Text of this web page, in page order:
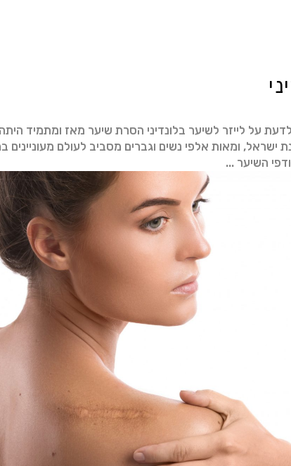
לדעת על לייזר לשיער בלונדיני הסרת שיער מאז ומתמיד
ישראל, ומאות אלפי נשים וגברים מסביב לעולם
השיער